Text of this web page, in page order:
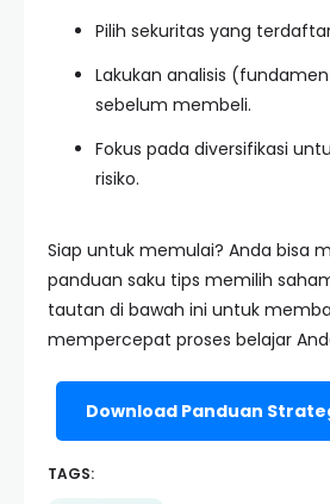
Pilih sekuritas yang
Lakukan analisis
sebelum membeli.
Fokus pada diversifikasi
risiko.
Siap untuk memulai? Anda bisa
panduan saku tips memilih
tautan di bawah ini untuk
mempercepat proses belajar
Download Panduan
TAGS: